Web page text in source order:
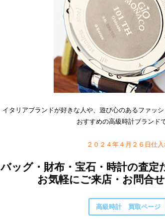
イタリアブランドが好きな人や、遊び心のあるファッ
おすすめの高級時計ブランド
２０２４年４月２６日仕
バッグ・財布・宝石・時計の査定
お気軽にご来店・お問合せ
高級時計 買取ページ